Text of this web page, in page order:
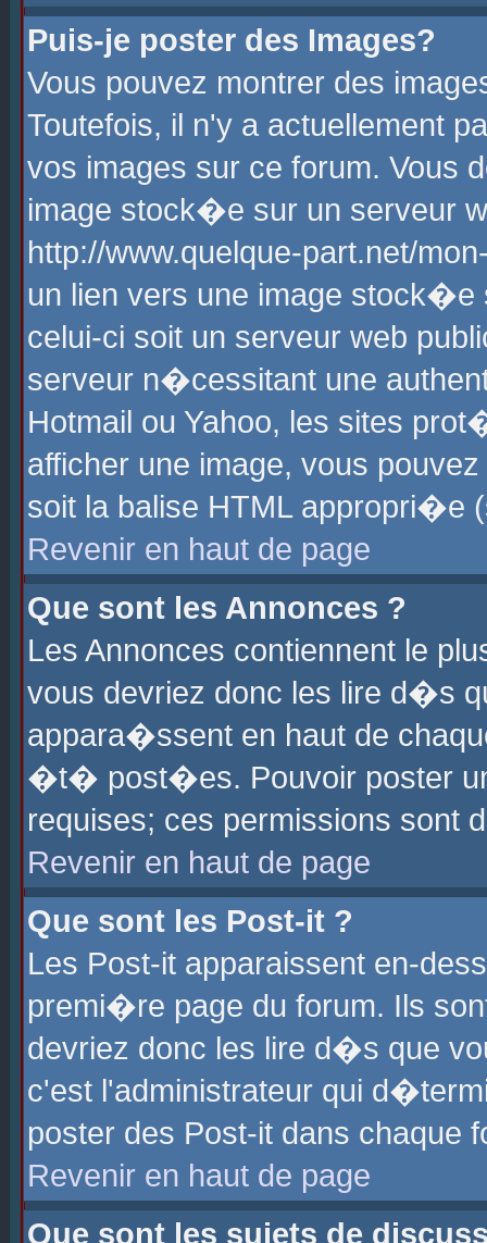
Puis-je poster des Images?
Vous pouvez montrer des
Toutefois, il n'y a actuellement
vos images sur ce forum. Vous
image stock�e sur un serveur
http://www.quelque-part.net/
un lien vers une image
celui-ci soit un serveur web
serveur n�cessitant une
Hotmail ou Yahoo, les sites
afficher une image, vous
soit la balise HTML
Revenir en haut de page
Que sont les Annonces ?
Les Annonces contiennent le
vous devriez donc les lire d�s
appara�ssent en haut de
�t� post�es. Pouvoir poster
requises; ces permissions sont
Revenir en haut de page
Que sont les Post-it ?
Les Post-it apparaissent en-
premi�re page du forum. Ils
devriez donc les lire d�s que
c'est l'administrateur qui
poster des Post-it dans chaque
Revenir en haut de page
Que sont les sujets de